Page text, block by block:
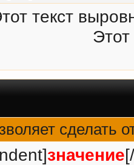
текст
сделать
значение